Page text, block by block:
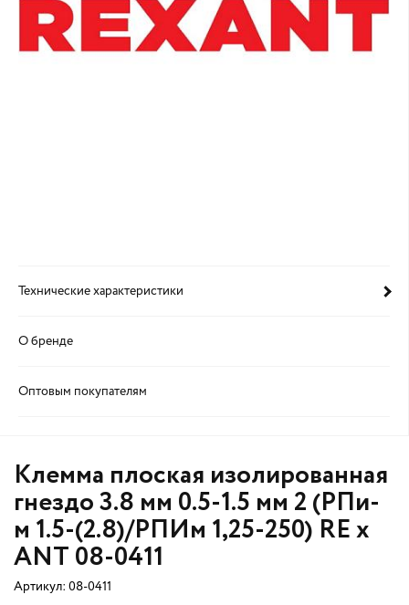
Технические характеристики
О бренде
Оптовым покупателям
Клемма плоская изолированная
гнездо 3.8 мм 0.5-1.5 мм 2 (РПи-
м 1.5-(2.8)/РПИм 1,25-250) RE x
ANT 08-0411
Артикул: 08-0411